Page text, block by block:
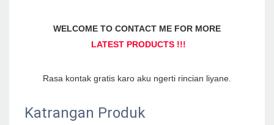
Katrangan Produk